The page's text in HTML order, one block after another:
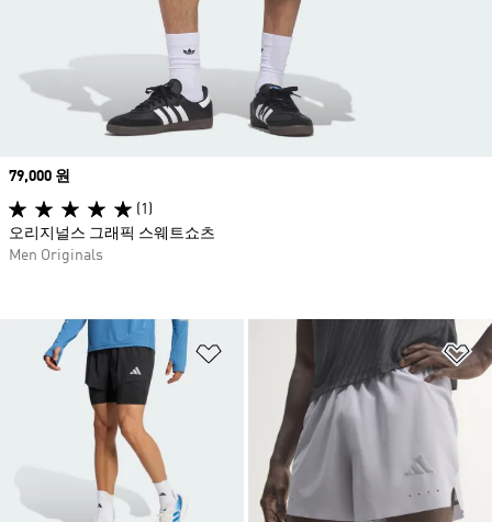
위시리스트 담기
Price
79,000 원
(1)
오리지널스 그래픽 스웨트쇼츠
Men Originals